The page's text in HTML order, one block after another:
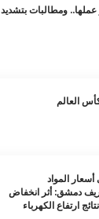
عملها.. ومطالبات بتشديد
العالم
المواد
ريف دمشق: أثر انخفاض
ارتفاع الكهرباء